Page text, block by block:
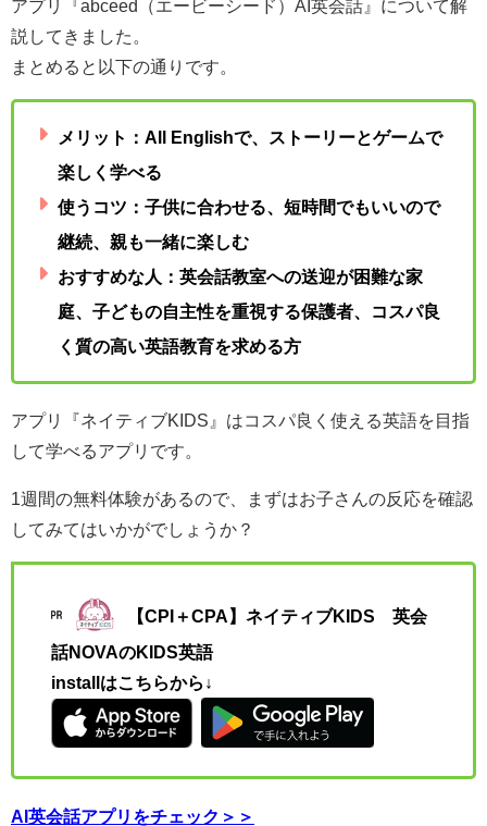
アプリ『abceed（エービーシード）AI英会話』について解
説してきました。
まとめると以下の通りです。
メリット：All Englishで、ストーリーとゲームで
楽しく学べる
使うコツ：子供に合わせる、短時間でもいいので
継続、親も一緒に楽しむ
おすすめな人：英会話教室への送迎が困難な家
庭、子どもの自主性を重視する保護者、コスパ良
く質の高い英語教育を求める方
アプリ『ネイティブKIDS』はコスパ良く使える英語を目指
して学べるアプリです。
1週間の無料体験があるので、まずはお子さんの反応を確認
してみてはいかがでしょうか？
【CPI＋CPA】ネイティブKIDS 英会
話NOVAのKIDS英語
installはこちらから↓
AI英会話アプリをチェック＞＞